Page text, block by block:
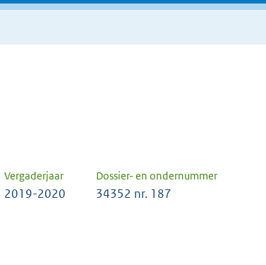
Vergaderjaar Dossier- en ondernummer
2019-2020 34352 nr. 187